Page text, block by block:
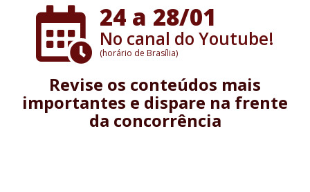
24 a 28/01
No canal do Youtube!
(horário de Brasília)
Revise os conteúdos mais
importantes e dispare na frente
da concorrência